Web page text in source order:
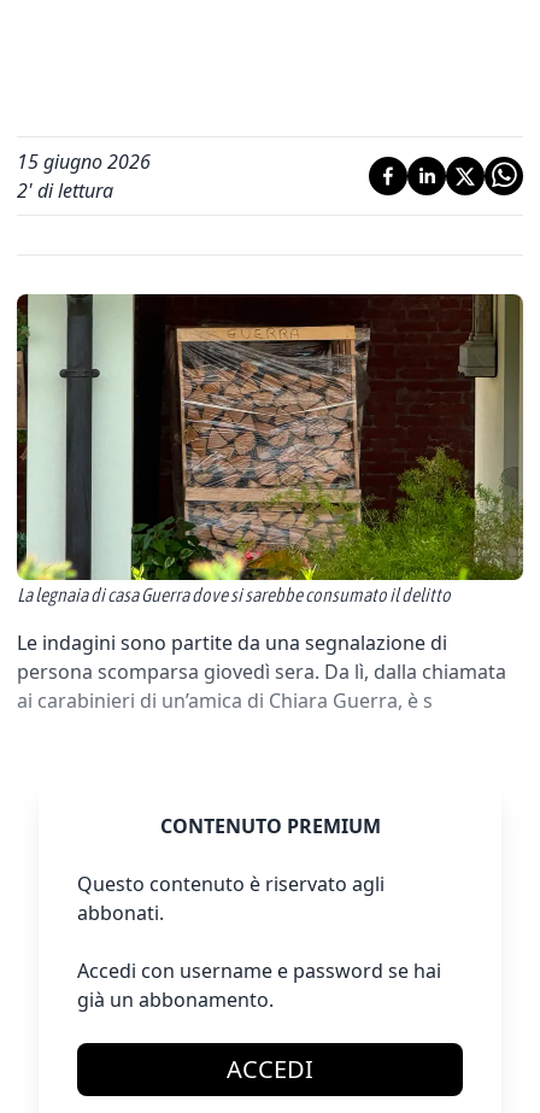
15 giugno 2026
2' di lettura
La legnaia di casa Guerra dove si sarebbe consumato il delitto
Le indagini sono partite da una segnalazione di
persona scomparsa giovedì sera. Da lì, dalla chiamata
ai carabinieri di un’amica di Chiara Guerra, è s
CONTENUTO PREMIUM
Questo contenuto è riservato agli
abbonati.
Accedi con username e password se hai
già un abbonamento.
ACCEDI